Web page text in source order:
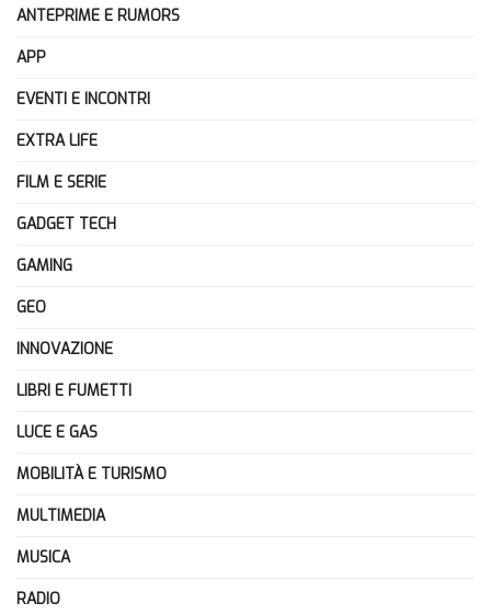
ANTEPRIME E RUMORS
APP
EVENTI E INCONTRI
EXTRA LIFE
FILM E SERIE
GADGET TECH
GAMING
GEO
INNOVAZIONE
LIBRI E FUMETTI
LUCE E GAS
MOBILITÀ E TURISMO
MULTIMEDIA
MUSICA
RADIO